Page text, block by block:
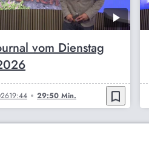
vom Dienstag
19:44 29:50 Min. bookmark_border